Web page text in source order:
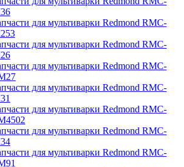
для мультиварки Redmond RMC-
для мультиварки Redmond RMC-
для мультиварки Redmond RMC-
для мультиварки Redmond RMC-
для мультиварки Redmond RMC-
для мультиварки Redmond RMC-
для мультиварки Redmond RMC-